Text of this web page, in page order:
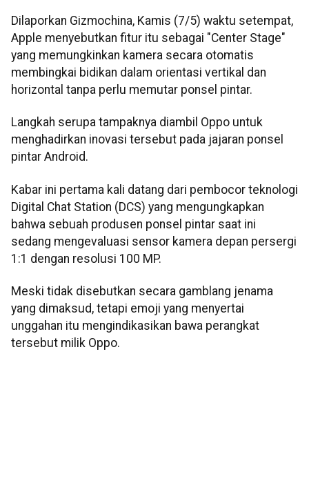
Dilaporkan Gizmochina, Kamis (7/5) waktu setempat,
Apple menyebutkan fitur itu sebagai "Center Stage"
yang memungkinkan kamera secara otomatis
membingkai bidikan dalam orientasi vertikal dan
horizontal tanpa perlu memutar ponsel pintar.
Langkah serupa tampaknya diambil Oppo untuk
menghadirkan inovasi tersebut pada jajaran ponsel
pintar Android.
Kabar ini pertama kali datang dari pembocor teknologi
Digital Chat Station (DCS) yang mengungkapkan
bahwa sebuah produsen ponsel pintar saat ini
sedang mengevaluasi sensor kamera depan persergi
1:1 dengan resolusi 100 MP.
Meski tidak disebutkan secara gamblang jenama
yang dimaksud, tetapi emoji yang menyertai
unggahan itu mengindikasikan bawa perangkat
tersebut milik Oppo.